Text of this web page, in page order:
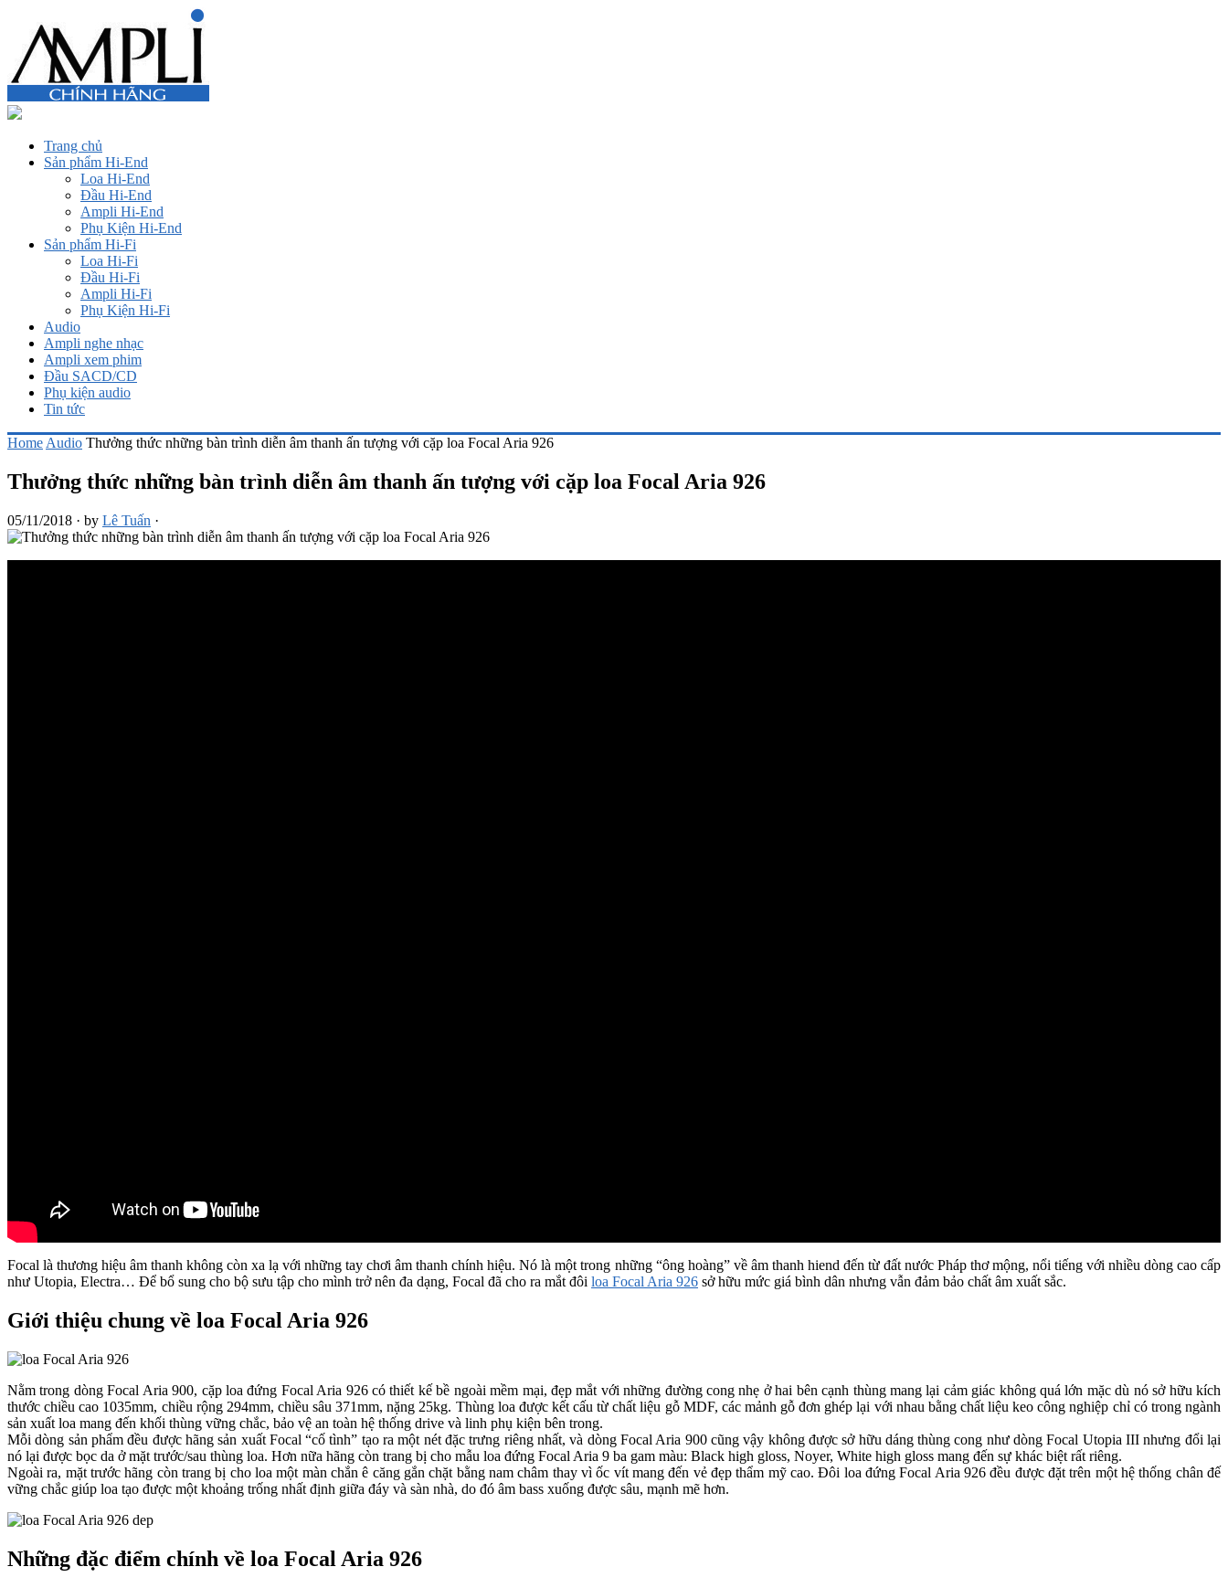
Trang chủ
Sản phẩm Hi-End
Loa Hi-End
Đầu Hi-End
Ampli Hi-End
Phụ Kiện Hi-End
Sản phẩm Hi-Fi
Loa Hi-Fi
Đầu Hi-Fi
Ampli Hi-Fi
Phụ Kiện Hi-Fi
Audio
Ampli nghe nhạc
Ampli xem phim
Đầu SACD/CD
Phụ kiện audio
Tin tức
Home Audio Thưởng thức những bàn trình diễn âm thanh ấn tượng với cặp loa Focal Aria 926
Thưởng thức những bàn trình diễn âm thanh ấn tượng với cặp loa Focal Aria 926
05/11/2018 · by Lê Tuấn ·
Focal là thương hiệu âm thanh không còn xa lạ với những tay chơi âm thanh chính hiệu. Nó là một trong những “ông hoàng” về âm thanh hiend đến từ đất nước Pháp thơ mộng, nổi tiếng với nhiều dòng cao cấp
như Utopia, Electra… Để bổ sung cho bộ sưu tập cho mình trở nên đa dạng, Focal đã cho ra mắt đôi loa Focal Aria 926 sở hữu mức giá bình dân nhưng vẫn đảm bảo chất âm xuất sắc.
Giới thiệu chung về loa Focal Aria 926
Nằm trong dòng Focal Aria 900, cặp loa đứng Focal Aria 926 có thiết kế bề ngoài mềm mại, đẹp mắt với những đường cong nhẹ ở hai bên cạnh thùng mang lại cảm giác không quá lớn mặc dù nó sở hữu kích
thước chiều cao 1035mm, chiều rộng 294mm, chiều sâu 371mm, nặng 25kg. Thùng loa được kết cấu từ chất liệu gỗ MDF, các mảnh gỗ đơn ghép lại với nhau bằng chất liệu keo công nghiệp chỉ có trong ngành
sản xuất loa mang đến khối thùng vững chắc, bảo vệ an toàn hệ thống drive và linh phụ kiện bên trong.
Mỗi dòng sản phẩm đều được hãng sản xuất Focal “cố tình” tạo ra một nét đặc trưng riêng nhất, và dòng Focal Aria 900 cũng vậy không được sở hữu dáng thùng cong như dòng Focal Utopia III nhưng đổi lại
nó lại được bọc da ở mặt trước/sau thùng loa. Hơn nữa hãng còn trang bị cho mẫu loa đứng Focal Aria 9 ba gam màu: Black high gloss, Noyer, White high gloss mang đến sự khác biệt rất riêng.
Ngoài ra, mặt trước hãng còn trang bị cho loa một màn chắn ê căng gắn chặt bằng nam châm thay vì ốc vít mang đến vẻ đẹp thẩm mỹ cao. Đôi loa đứng Focal Aria 926 đều được đặt trên một hệ thống chân đế
vững chắc giúp loa tạo được một khoảng trống nhất định giữa đáy và sàn nhà, do đó âm bass xuống được sâu, mạnh mẽ hơn.
Những đặc điểm chính về loa Focal Aria 926